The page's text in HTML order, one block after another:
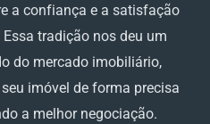
a confiança e a satisfação
tradição nos deu um
do mercado imobiliário,
imóvel de forma precisa
a melhor negociação.